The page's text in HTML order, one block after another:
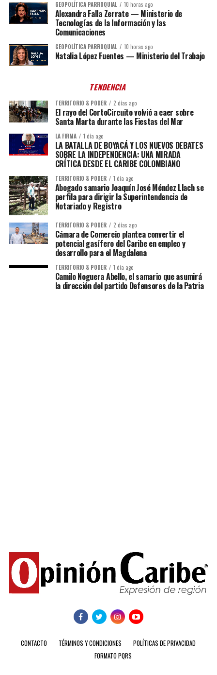
GEOPOLÍTICA PARROQUIAL 10 horas ago
Alexandra Falla Zerrate — Ministerio de
Tecnologías de la Información y las
Comunicaciones
GEOPOLÍTICA PARROQUIAL 10 horas ago
Natalia López Fuentes — Ministerio del Trabajo
TENDENCIA
TERRITORIO & PODER 2 días ago
El rayo del CortoCircuito volvió a caer sobre
Santa Marta durante las Fiestas del Mar
LA FIRMA 1 día ago
LA BATALLA DE BOYACÁ Y LOS NUEVOS DEBATES
SOBRE LA INDEPENDENCIA: UNA MIRADA
CRÍTICA DESDE EL CARIBE COLOMBIANO
TERRITORIO & PODER 1 día ago
Abogado samario Joaquín José Méndez Llach se
perfila para dirigir la Superintendencia de
Notariado y Registro
TERRITORIO & PODER 2 días ago
Cámara de Comercio plantea convertir el
potencial gasífero del Caribe en empleo y
desarrollo para el Magdalena
TERRITORIO & PODER 1 día ago
Camilo Noguera Abello, el samario que asumirá
la dirección del partido Defensores de la Patria
CONTACTO TÉRMINOS Y CONDICIONES
POLÍTICAS DE PRIVACIDAD
FORMATO PQRS